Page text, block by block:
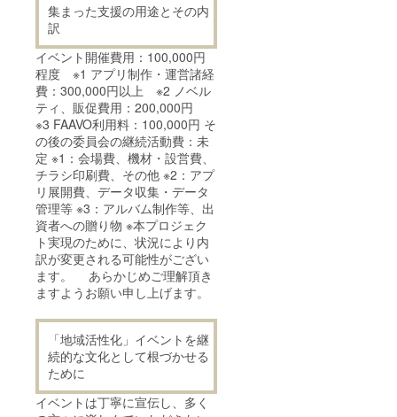
集まった支援の用途とその内
訳
イベント開催費用：100,000円
程度 ※1 アプリ制作・運営諸経
費：300,000円以上 ※2 ノベル
ティ、販促費用：200,000円
※3 FAAVO利用料：100,000円 そ
の後の委員会の継続活動費：未
定 ※1：会場費、機材・設営費、
チラシ印刷費、その他 ※2：アプ
リ展開費、データ収集・データ
管理等 ※3：アルバム制作等、出
資者への贈り物 ※本プロジェク
ト実現のために、状況により内
訳が変更される可能性がござい
ます。 あらかじめご理解頂き
ますようお願い申し上げます。
「地域活性化」イベントを継
続的な文化として根づかせる
ために
イベントは丁寧に宣伝し、多く